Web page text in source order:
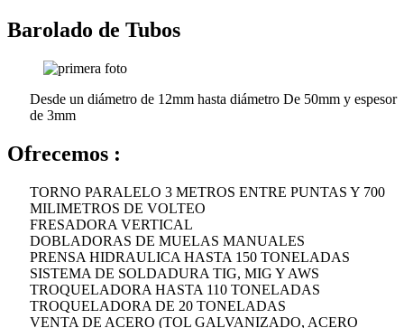
Barolado de Tubos
Desde un diámetro de 12mm hasta diámetro De 50mm y espesor
de 3mm
Ofrecemos :
TORNO PARALELO 3 METROS ENTRE PUNTAS Y 700
MILIMETROS DE VOLTEO
FRESADORA VERTICAL
DOBLADORAS DE MUELAS MANUALES
PRENSA HIDRAULICA HASTA 150 TONELADAS
SISTEMA DE SOLDADURA TIG, MIG Y AWS
TROQUELADORA HASTA 110 TONELADAS
TROQUELADORA DE 20 TONELADAS
VENTA DE ACERO (TOL GALVANIZADO, ACERO